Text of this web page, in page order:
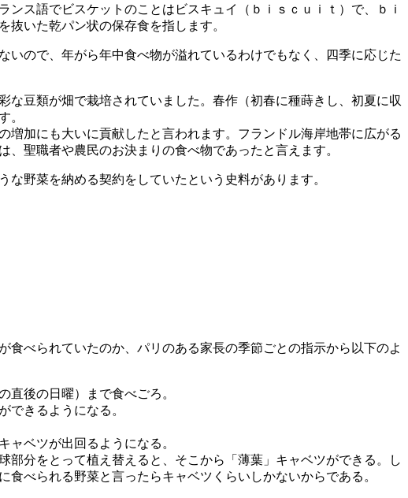
ス語でビスケットのことはビスキュイ（ｂｉｓｃｕｉｔ）で、ｂｉ
いた乾パン状の保存食を指します。
ので、年がら年中食べ物が溢れているわけでもなく、四季に応じた
豆類が畑で栽培されていました。春作（初春に種蒔きし、初夏に収
。
加にも大いに貢献したと言われます。フランドル海岸地帯に広がる
聖職者や農民のお決まりの食べ物であったと言えます。
野菜を納める契約をしていたという史料があります。
べられていたのか、パリのある家長の季節ごとの指示から以下のよ
後の日曜）まで食べごろ。
できるようになる。
ベツが出回るようになる。
分をとって植え替えると、そこから「薄葉」キャベツができる。し
べられる野菜と言ったらキャベツくらいしかないからである。